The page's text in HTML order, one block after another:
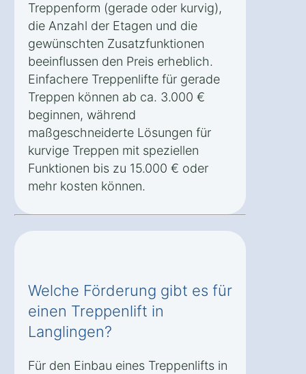
Treppenform (gerade oder kurvig),
die Anzahl der Etagen und die
gewünschten Zusatzfunktionen
beeinflussen den Preis erheblich.
Einfachere Treppenlifte für gerade
Treppen können ab ca. 3.000 €
beginnen, während
maßgeschneiderte Lösungen für
kurvige Treppen mit speziellen
Funktionen bis zu 15.000 € oder
mehr kosten können.
Welche Förderung gibt es für
einen Treppenlift in
Langlingen?
Für den Einbau eines Treppenlifts in